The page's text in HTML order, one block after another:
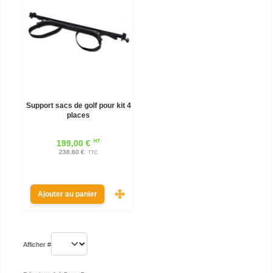
Support sacs de golf pour kit 4
places
199,00 € HT
238,80 € TTC
Ajouter au panier
Afficher #